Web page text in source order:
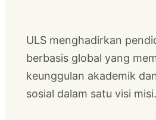
ULS menghadirkan
berbasis global yang
keunggulan akademik
sosial dalam satu visi misi.